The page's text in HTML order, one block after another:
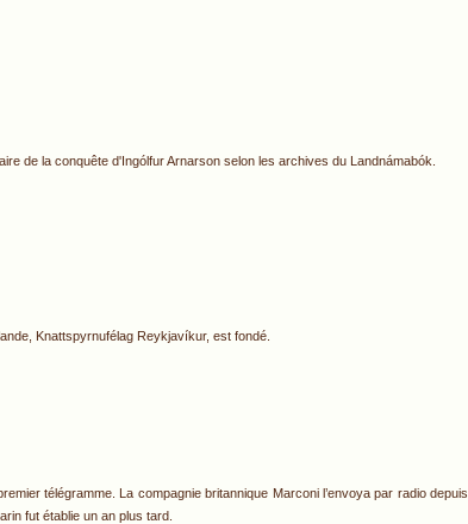
de la conquête d'Ingólfur Arnarson selon les archives du Landnámabók.
Knattspyrnufélag Reykjavíkur, est fondé.
télégramme. La compagnie britannique Marconi l’envoya par radio depuis
fut établie un an plus tard.